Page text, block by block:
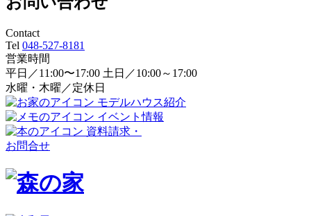
Contact
Tel 048-527-8181
営業時間
平日／11:00〜17:00 土日／10:00～17:00
水曜・木曜／定休日
モデルハウス紹介
イベント情報
資料請求・
お問合せ